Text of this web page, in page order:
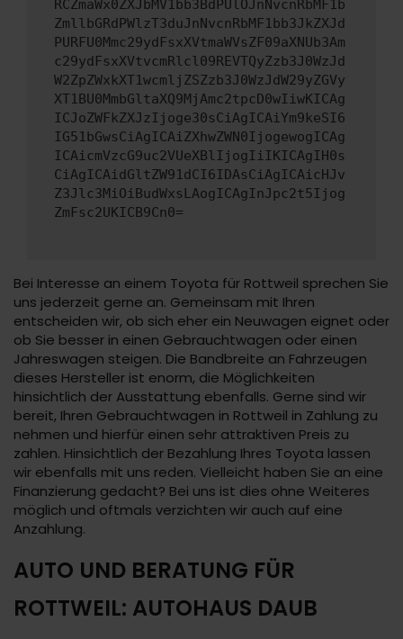
RCZmaWx0ZXJbMV1bb3BdPUlOJnNvcnRbMF1b
ZmllbGRdPWlzT3duJnNvcnRbMF1bb3JkZXJd
PURFU0Mmc29ydFsxXVtmaWVsZF09aXNUb3Am
c29ydFsxXVtvcmRlcl09REVTQyZzb3J0WzJd
W2ZpZWxkXT1wcmljZSZzb3J0WzJdW29yZGVy
XT1BU0MmbGltaXQ9MjAmc2tpcD0wIiwKICAg
ICJoZWFkZXJzIjoge30sCiAgICAiYm9keSI6
IG51bGwsCiAgICAiZXhwZWN0IjogewogICAg
ICAicmVzcG9uc2VUeXBlIjogIiIKICAgIH0s
CiAgICAidGltZW91dCI6IDAsCiAgICAicHJv
Z3Jlc3MiOiBudWxsLAogICAgInJpc2t5Ijog
ZmFsc2UKICB9Cn0=
Bei Interesse an einem Toyota für Rottweil sprechen Sie
uns jederzeit gerne an. Gemeinsam mit Ihren
entscheiden wir, ob sich eher ein Neuwagen eignet oder
ob Sie besser in einen Gebrauchtwagen oder einen
Jahreswagen steigen. Die Bandbreite an Fahrzeugen
dieses Hersteller ist enorm, die Möglichkeiten
hinsichtlich der Ausstattung ebenfalls. Gerne sind wir
bereit, Ihren Gebrauchtwagen in Rottweil in Zahlung zu
nehmen und hierfür einen sehr attraktiven Preis zu
zahlen. Hinsichtlich der Bezahlung Ihres Toyota lassen
wir ebenfalls mit uns reden. Vielleicht haben Sie an eine
Finanzierung gedacht? Bei uns ist dies ohne Weiteres
möglich und oftmals verzichten wir auch auf eine
Anzahlung.
AUTO UND BERATUNG FÜR
ROTTWEIL: AUTOHAUS DAUB